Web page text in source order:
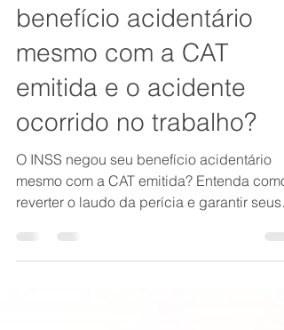
8 min de leitura
O INSS pode negar o
benefício acidentário
mesmo com a CAT
emitida e o acidente
ocorrido no trabalho?
mesmo com a CAT emitida? Entenda como
reverter o laudo da perícia e garantir seus